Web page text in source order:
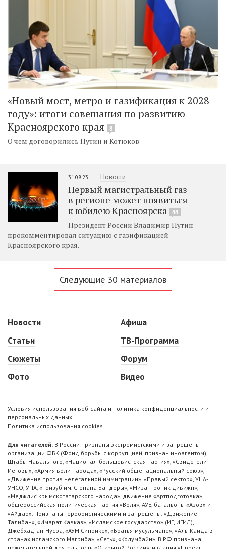
«Новый мост, метро и газификация к 2028
году»: итоги совещания по развитию
Красноярского края
8
О чем договорились Путин и Котюков
31.08.23 Новости
Первый магистральный газ
в регионе может появиться
к юбилею Красноярска
44
Президент России Владимир Путин
прокомментировал ситуацию с газификацией
Красноярского края.
Следующие 30 материалов
Новости
Статьи
Сюжеты
Фото
Афиша
ТВ-Программа
Форум
Видео
Условия использования веб-сайта и политика конфиденциальности и
персональных данных
Политика использования cookies
Для читателей: В России признаны экстремистскими и запрещены
организации ФБК (Фонд борьбы с коррупцией, признан иноагентом),
Штабы Навального, «Национал-большевистская партия», «Свидетели
Иеговы», «Армия воли народа», «Русский общенациональный союз»,
«Движение против нелегальной иммиграции», «Правый сектор», УНА-
УНСО, УПА, «Тризуб им. Степана Бандеры», «Мизантропик дивижн»,
«Меджлис крымскотатарского народа», движение «Артподготовка»,
общероссийская политическая партия «Воля», АУЕ, батальоны «Азов» и
«Айдар». Признаны террористическими и запрещены: «Движение
Талибан», «Имарат Кавказ», «Исламское государство» (ИГ, ИГИЛ),
Джебхад-ан-Нусра, «АУМ Синрике», «Братья-мусульмане», «Аль-Каида в
странах исламского Магриба», «Сеть», «Колумбайн». В РФ признана